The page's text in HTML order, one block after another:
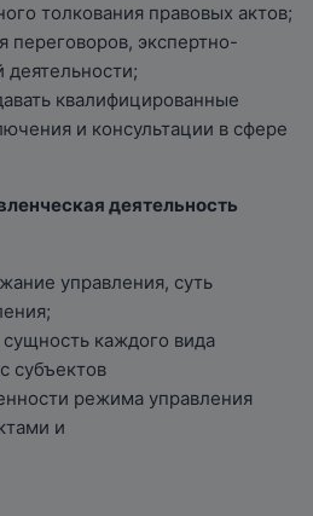
толкования правовых актов;
переговоров, экспертно-
деятельности;
квалифицированные
и консультации в сфере
деятельность
управления, суть
каждого вида
субъектов
режима управления
и